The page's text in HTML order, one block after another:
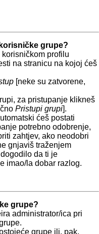
grupe?
korisničkom profilu
na stranicu na kojoj ćeš
[neke su zatvorene,
za pristupanje klikneš
Pristupi grupi].
ćeš postati
potrebno odobrenje,
zahtjev, ako neodobri
gnjaviš traženjem
da ti je
imao/la dobar razlog.
grupe?
administrator/ica pri
grupe ili, pak,